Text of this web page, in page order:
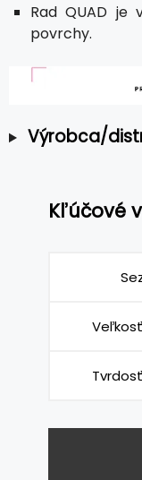
Rad QUAD je
povrchy.
Výrobca/
Kľúčové